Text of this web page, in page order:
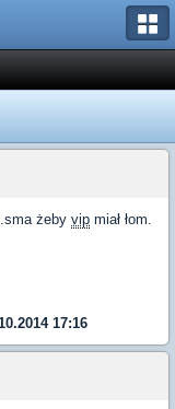
żeby vip miał łom.
17:16